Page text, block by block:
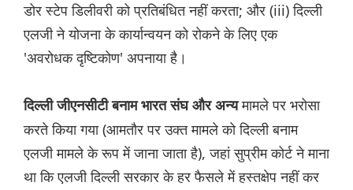
डोर स्टेप डिलीवरी को प्रतिबंधित नहीं करता; और (iii) दिल्ली
एलजी ने योजना के कार्यान्वयन को रोकने के लिए एक
'अवरोधक दृष्टिकोण' अपनाया है।
दिल्ली जीएनसीटी बनाम भारत संघ और अन्यमामले पर भरोसा
करते किया गया (आमतौर पर उक्त मामले को दिल्ली बनाम
एलजी मामले के रूप में जाना जाता है), जहां सुप्रीम कोर्ट ने माना
था कि एलजी दिल्ली सरकार के हर फैसले में हस्तक्षेप नहीं कर